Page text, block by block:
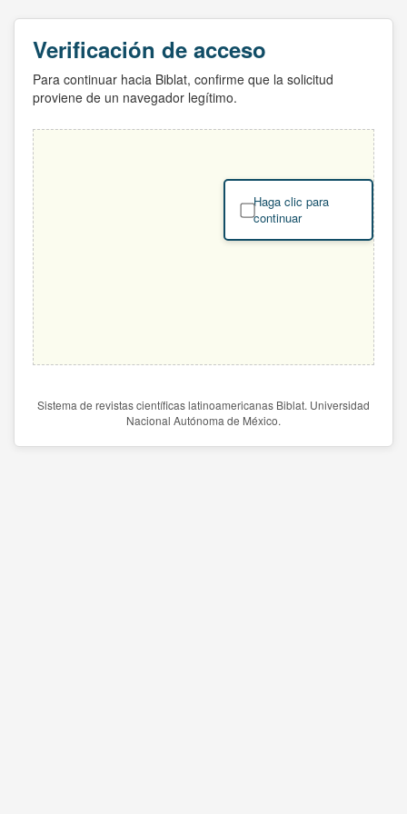
Verificación de acceso
Para continuar hacia Biblat, confirme que la solicitud
proviene de un navegador legítimo.
Haga clic para
continuar
Sistema de revistas científicas latinoamericanas Biblat. Universidad
Nacional Autónoma de México.